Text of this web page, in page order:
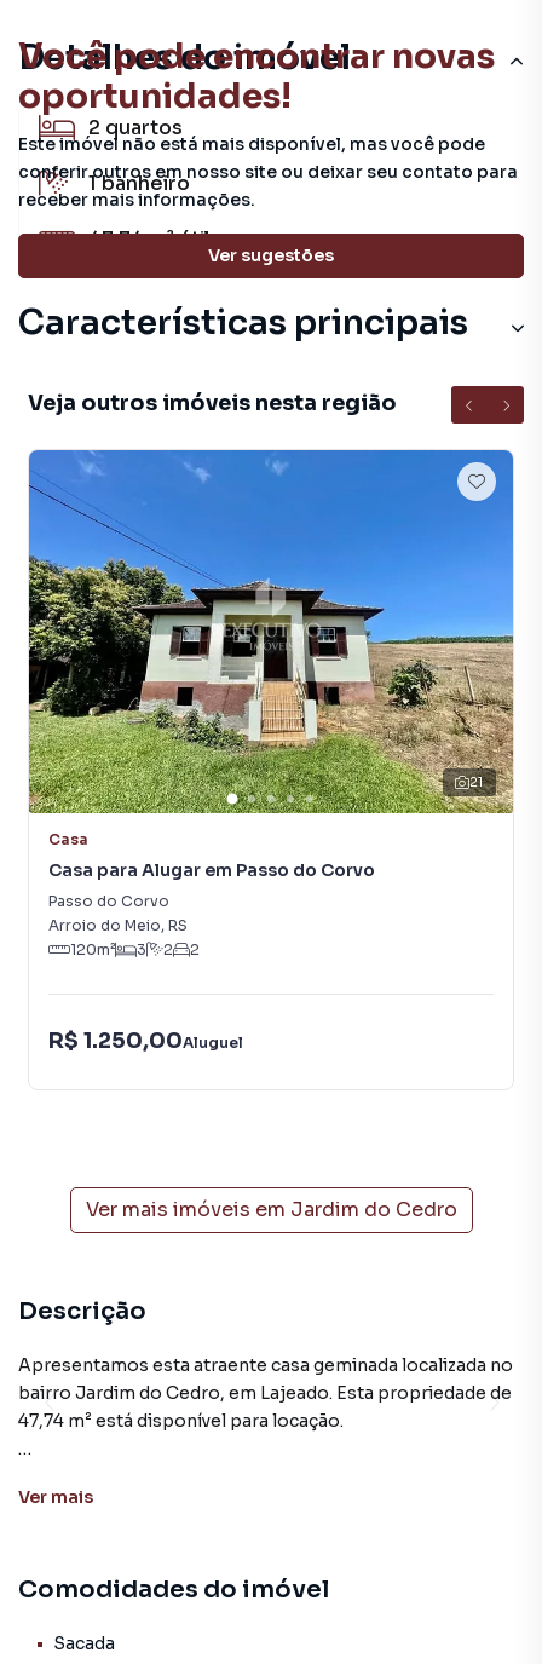
Você pode encontrar novas
oportunidades!
Este imóvel não está mais disponível, mas você pode
conferir outros em nosso site ou deixar seu contato para
receber mais informações.
Ver sugestões
Detalhes do imóvel
2 quartos
1banheiro
47.74 m²útil
Características principais
Veja outros imóveis nesta região
21
Casa
Casa para Alugar em Passo do Corvo
Passo do Corvo
Arroio do Meio, RS
120m² 3 2 2
R$ 1.250,00Aluguel
Ver mais imóveis em Jardim do Cedro
Descrição
Apresentamos esta atraente casa geminada localizada no
bairro Jardim do Cedro, em Lajeado. Esta propriedade de
47,74 m² está disponível para locação.
prática cozinha. Além disso, possui uma sacada, varanda e
inserido no Condomínio Reserva Jardim, que oferece
poliesportiva, churrasqueira, salão gourmet, salão de
Ver mais
Comodidades do imóvel
Sacada